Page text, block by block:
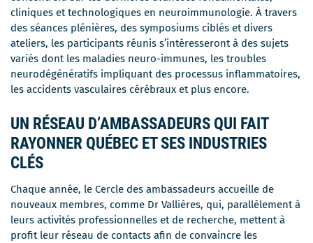
cliniques et technologiques en neuroimmunologie. À travers
des séances plénières, des symposiums ciblés et divers
ateliers, les participants réunis s’intéresseront à des sujets
variés dont les maladies neuro-immunes, les troubles
neurodégénératifs impliquant des processus inflammatoires,
les accidents vasculaires cérébraux et plus encore.
UN RÉSEAU D’AMBASSADEURS QUI FAIT
RAYONNER QUÉBEC ET SES INDUSTRIES
CLÉS
Chaque année, le Cercle des ambassadeurs accueille de
nouveaux membres, comme Dr Vallières, qui, parallèlement à
leurs activités professionnelles et de recherche, mettent à
profit leur réseau de contacts afin de convaincre les